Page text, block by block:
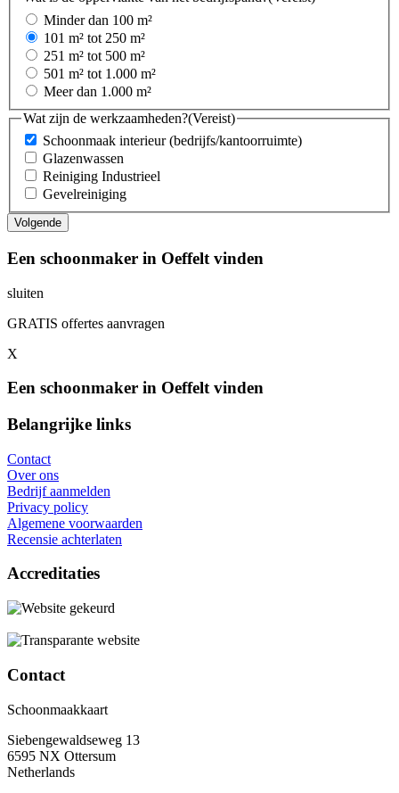
Minder dan 100 m²
101 m² tot 250 m²
251 m² tot 500 m²
501 m² tot 1.000 m²
Meer dan 1.000 m²
Wat zijn de werkzaamheden?(Vereist)
Schoonmaak interieur (bedrijfs/kantoorruimte)
Glazenwassen
Reiniging Industrieel
Gevelreiniging
Een schoonmaker in Oeffelt vinden
sluiten
GRATIS offertes aanvragen
X
Een schoonmaker in Oeffelt vinden
Belangrijke links
Contact
Over ons
Bedrijf aanmelden
Privacy policy
Algemene voorwaarden
Recensie achterlaten
Accreditaties
Contact
Schoonmaakkaart
Siebengewaldseweg 13
6595 NX Ottersum
Netherlands